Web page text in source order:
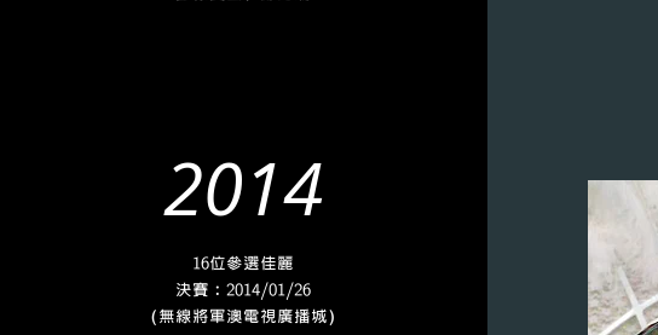
2014
16位參選佳麗
決賽﹕2014/01/26
（無線將軍澳電視廣播城）